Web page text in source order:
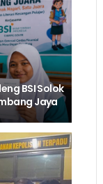
BSI Solok
Jaya